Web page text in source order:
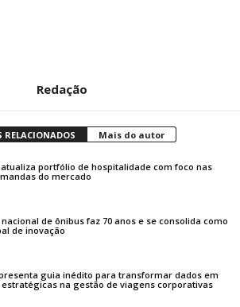
Redação
RELACIONADOS Mais do autor
atualiza portfólio de hospitalidade com foco nas
do mercado
de ônibus faz 70 anos e se consolida como
de inovação
guia inédito para transformar dados em
estratégicas na gestão de viagens corporativas